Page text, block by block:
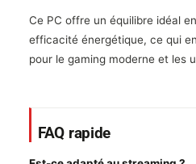
Ce PC offre un équilibre idéal
efficacité énergétique, ce qui
pour le gaming moderne et les
FAQ rapide